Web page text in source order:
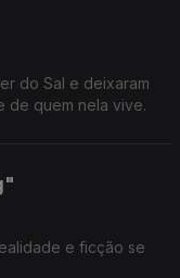
do Sal e deixaram
de quem nela vive.
e ficção se